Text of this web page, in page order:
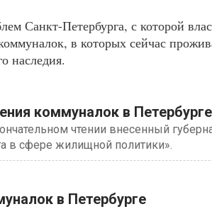
Санкт-Петербурга, с которой
в которых сейчас
наследия.
коммуналок в Петербурге
чтении внесенный
в сфере жилищной политики».
в Петербурге